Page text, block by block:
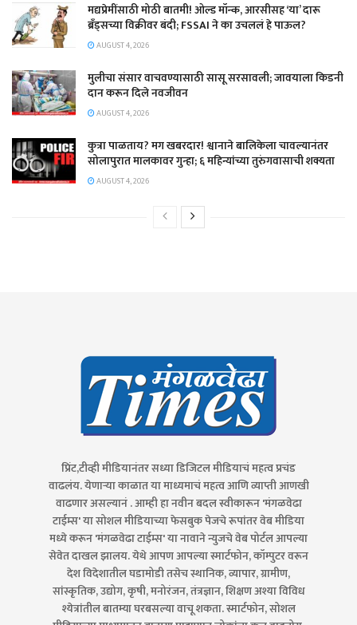
मद्यप्रेमींसाठी मोठी बातमी! ओल्ड मॉन्क, आरसीसह ‘या’ दारू
ब्रँड्सच्या विक्रीवर बंदी; FSSAI ने का उचललं हे पाऊल?
AUGUST 4, 2026
मुलीचा संसार वाचवण्यासाठी सासू सरसावली; जावयाला किडनी
दान करून दिले नवजीवन
AUGUST 4, 2026
कुत्रा पाळताय? मग खबरदार! श्वानाने बालिकेला चावल्यानंतर
सोलापुरात मालकावर गुन्हा; ६ महिन्यांच्या तुरुंगवासाची शक्यता
AUGUST 4, 2026
प्रिंट,टीव्ही मीडियानंतर सध्या डिजिटल मीडियाचं महत्व प्रचंड
वाढलंय. येणाऱ्या काळात या माध्यमाचं महत्व आणि व्याप्ती आणखी
वाढणार असल्यानं . आम्ही हा नवीन बदल स्वीकारून 'मंगळवेढा
टाईम्स' या सोशल मीडियाच्या फेसबुक पेजचे रूपांतर वेब मीडिया
मध्ये करून 'मंगळवेढा टाईम्स' या नावाने न्युजचे वेब पोर्टल आपल्या
सेवेत दाखल झालय. येथे आपण आपल्या स्मार्टफोन, कॉम्पुटर वरून
देश विदेशातील घडामोडी तसेच स्थानिक, व्यापार, ग्रामीण,
सांस्कृतिक, उद्योग, कृषी, मनोरंजन, तंत्रज्ञान, शिक्षण अश्या विविध
श्येत्रांतील बातम्या घरबसल्या वाचू शकता. स्मार्टफोन, सोशल